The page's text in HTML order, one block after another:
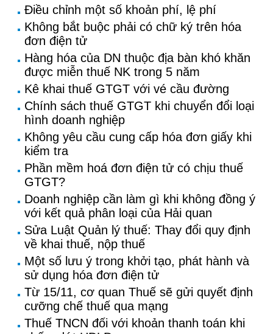
Điều chỉnh một số khoản phí, lệ phí
Không bắt buộc phải có chữ ký trên hóa
đơn điện tử
Hàng hóa của DN thuộc địa bàn khó khăn
được miễn thuế NK trong 5 năm
Kê khai thuế GTGT với vé cầu đường
Chính sách thuế GTGT khi chuyển đổi loại
hình doanh nghiệp
Không yêu cầu cung cấp hóa đơn giấy khi
kiểm tra
Phần mềm hoá đơn điện tử có chịu thuế
GTGT?
Doanh nghiệp cần làm gì khi không đồng ý
với kết quả phân loại của Hải quan
Sửa Luật Quản lý thuế: Thay đổi quy định
về khai thuế, nộp thuế
Một số lưu ý trong khởi tạo, phát hành và
sử dụng hóa đơn điện tử
Từ 15/11, cơ quan Thuế sẽ gửi quyết định
cưỡng chế thuế qua mạng
Thuế TNCN đối với khoản thanh toán khi